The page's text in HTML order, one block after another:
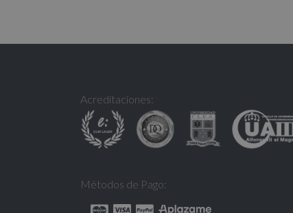
Acreditaciones:
Métodos de Pago: